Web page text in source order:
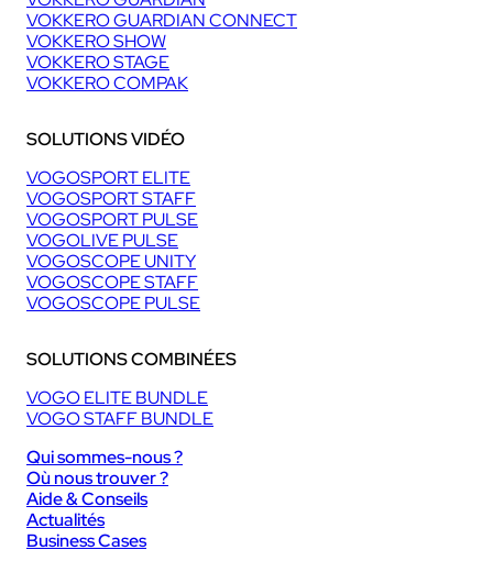
VOKKERO GUARDIAN CONNECT
VOKKERO SHOW
VOKKERO STAGE
VOKKERO COMPAK
SOLUTIONS VIDÉO
VOGOSPORT ELITE
VOGOSPORT STAFF
VOGOSPORT PULSE
VOGOLIVE PULSE
VOGOSCOPE UNITY
VOGOSCOPE STAFF
VOGOSCOPE PULSE
SOLUTIONS COMBINÉES
VOGO ELITE BUNDLE
VOGO STAFF BUNDLE
Qui sommes-nous ?
Où nous trouver ?
Aide & Conseils
Actualités
Business Cases